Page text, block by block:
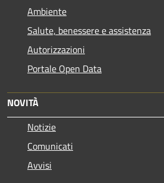
Ambiente
Salute, benessere e assistenza
Autorizzazioni
Portale Open Data
NOVITÀ
Notizie
Comunicati
Avvisi